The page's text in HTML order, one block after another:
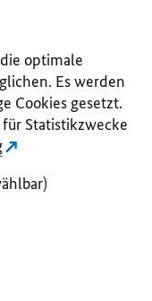
optimale
Es werden
Cookies gesetzt.
Statistikzwecke